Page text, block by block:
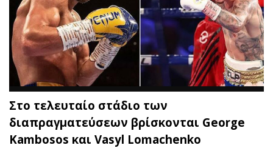
Στο τελευταίο στάδιο των
διαπραγματεύσεων βρίσκονται George
Kambosos και Vasyl Lomachenko